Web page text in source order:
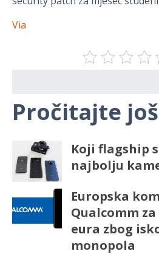
Via
Pročitajte još
Koji flagship
najbolju
Europska
Qualcomm
eura zbog
monopola